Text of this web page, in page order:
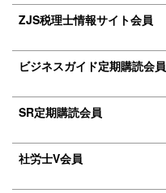
ZJS税理士情報サイト会員
ビジネスガイド定期購読会員
SR定期購読会員
社労士V会員